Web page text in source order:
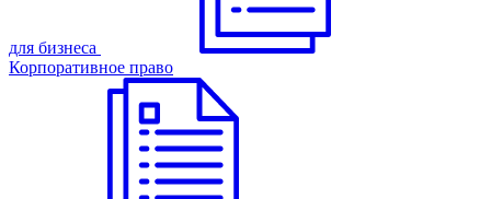
для бизнеса
Корпоративное право